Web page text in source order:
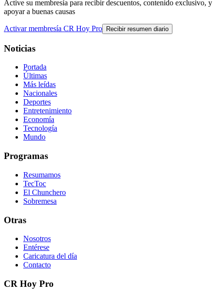
Active su membresía para recibir descuentos, contenido exclusivo, y
apoyar a buenas causas
Activar membresía CR Hoy Pro Recibir resumen diario
Noticias
Portada
Últimas
Más leídas
Nacionales
Deportes
Entretenimiento
Economía
Tecnología
Mundo
Programas
Resumamos
TecToc
El Chunchero
Sobremesa
Otras
Nosotros
Entérese
Caricatura del día
Contacto
CR Hoy Pro